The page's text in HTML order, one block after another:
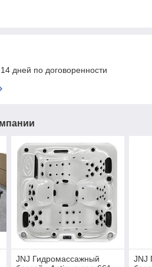
дней по договоренности
JNJ Гидромассажный
JNJ